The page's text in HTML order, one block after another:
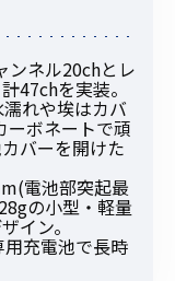
ンネル20chとレ
47chを実装。
れや埃はカバ
ーボネートで頑
バーを開けた
電池部突起最
の小型・軽量
イン。
充電池で長時